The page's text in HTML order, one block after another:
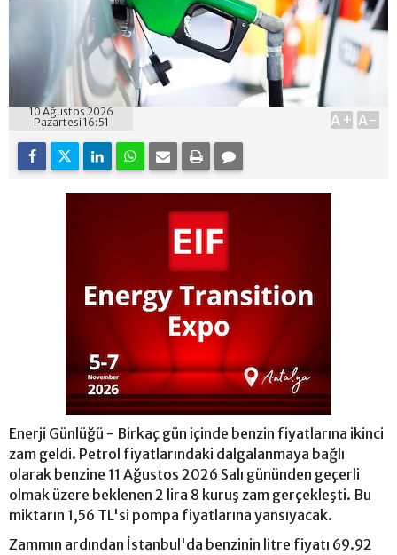
10 Ağustos 2026
Pazartesi 16:51
A+ A-
Enerji Günlüğü - Birkaç gün içinde benzin fiyatlarına ikinci
zam geldi. Petrol fiyatlarındaki dalgalanmaya bağlı
olarak benzine 11 Ağustos 2026 Salı gününden geçerli
olmak üzere beklenen 2 lira 8 kuruş zam gerçekleşti. Bu
miktarın 1,56 TL'si pompa fiyatlarına yansıyacak.
Zammın ardından İstanbul'da benzinin litre fiyatı 69.92